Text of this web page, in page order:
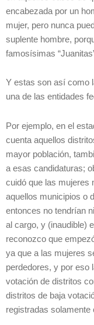
encabezada por un
mujer, pero nunca
suplente hombre,
famosísimas
Y estas son así como
una de las entidades
Por ejemplo, en el
cuenta aquellos
mayor población,
a esas candidaturas;
cuidó que las mujeres
aquellos municipios o
entonces no tendrían
al cargo, y (inaudible)
reconozco que
ya que a las mujeres
perdedores, y por eso
votación de distritos
distritos de baja
registradas solamente